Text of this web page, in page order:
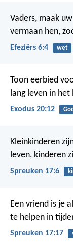
Vaders, maak
vermaan hen,
Efeziërs 6:4 wet
Toon eerbied
lang leven in het
Exodus 20:12 God
Kleinkinderen
leven, kinderen
Spreuken 17:6
Een vriend is je
te helpen in
Spreuken 17:17